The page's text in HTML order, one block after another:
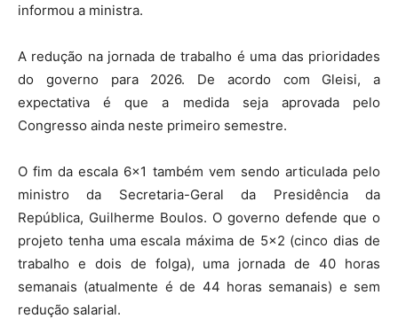
informou a ministra.
A redução na jornada de trabalho é uma das prioridades
do governo para 2026. De acordo com Gleisi, a
expectativa é que a medida seja aprovada pelo
Congresso ainda neste primeiro semestre.
O fim da escala 6×1 também vem sendo articulada pelo
ministro da Secretaria-Geral da Presidência da
República, Guilherme Boulos. O governo defende que o
projeto tenha uma escala máxima de 5×2 (cinco dias de
trabalho e dois de folga), uma jornada de 40 horas
semanais (atualmente é de 44 horas semanais) e sem
redução salarial.